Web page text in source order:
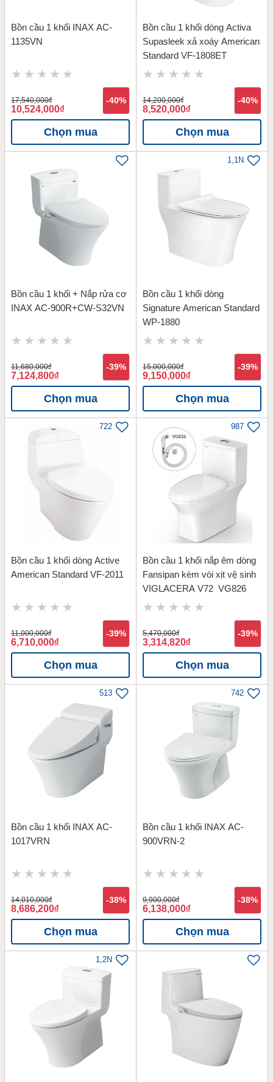
Bồn cầu 1 khối INAX AC-
1135VN
17,540,000đ
10,524,000đ
-40%
Chọn mua
Bồn cầu 1 khối dòng Activa
Supasleek xả xoáy American
Standard VF-1808ET
14,200,000đ
8,520,000đ
-40%
Chọn mua
Bồn cầu 1 khối + Nắp rửa cơ
INAX AC-900R+CW-S32VN
11,680,000đ
7,124,800đ
-39%
Chọn mua
1,1N
Bồn cầu 1 khối dòng
Signature American Standard
WP-1880
15,000,000đ
9,150,000đ
-39%
Chọn mua
722
Bồn cầu 1 khối dòng Active
American Standard VF-2011
11,000,000đ
6,710,000đ
-39%
Chọn mua
987
Bồn cầu 1 khối nắp êm dòng
Fansipan kèm vòi xịt vệ sinh
VIGLACERA V72_VG826
5,470,000đ
3,314,820đ
-39%
Chọn mua
513
Bồn cầu 1 khối INAX AC-
1017VRN
14,010,000đ
8,686,200đ
-38%
Chọn mua
742
Bồn cầu 1 khối INAX AC-
900VRN-2
9,900,000đ
6,138,000đ
-38%
Chọn mua
1,2N